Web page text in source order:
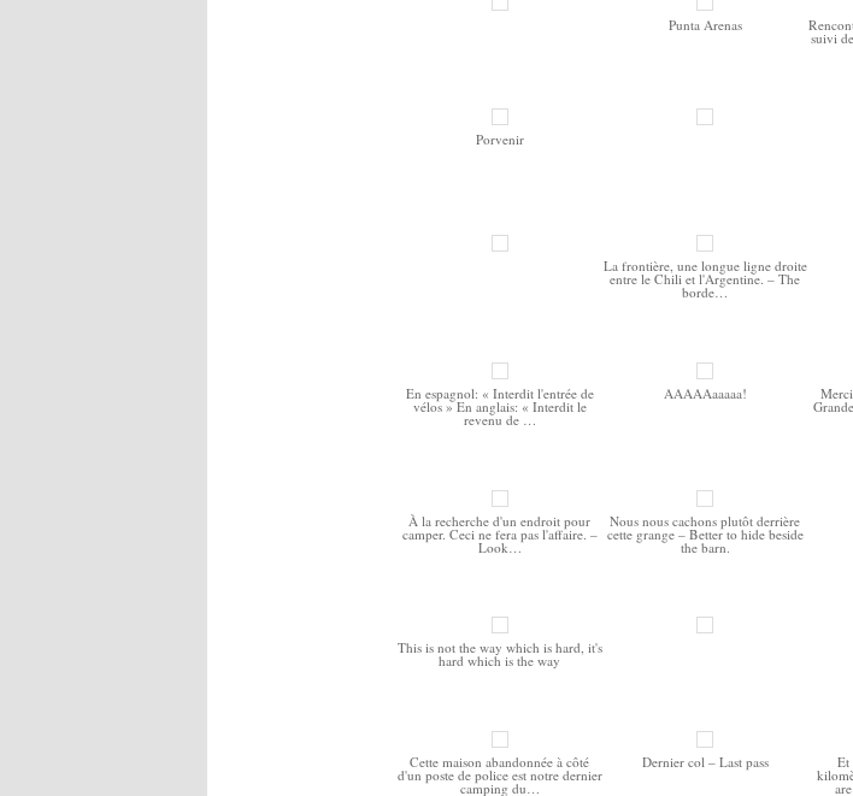
Punta Arenas
suivi
Porvenir
La frontière, une longue ligne droite
entre le Chili et l'Argentine. – The
borde…
En espagnol: « Interdit l'entrée de
vélos » En anglais: « Interdit le
revenu de …
AAAAAaaaaa!
À la recherche d'un endroit pour
camper. Ceci ne fera pas l'affaire. –
Look…
Nous nous cachons plutôt derrière
cette grange – Better to hide beside
the barn.
This is not the way which is hard, it's
hard which is the way
Cette maison abandonnée à côté
d'un poste de police est notre dernier
camping du…
Dernier col – Last pass Et